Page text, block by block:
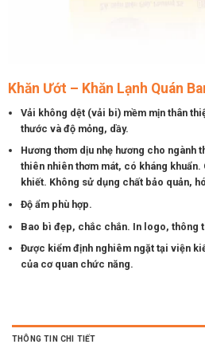
Khăn Ướt – Khăn Lạnh Quán
Vải không dệt (vải bi) mềm mịn thân
thước và độ mỏng, dầy.
Hương thơm dịu nhẹ hương cho ngành
thiên nhiên thơm mát, có kháng khuẩn.
khiết. Không sử dụng chất bảo quản,
Độ ẩm phù hợp.
Bao bì đẹp, chắc chắn. In logo, thông
Được kiểm định nghiêm ngặt tại viện
của cơ quan chức năng.
THÔNG TIN CHI TIẾT